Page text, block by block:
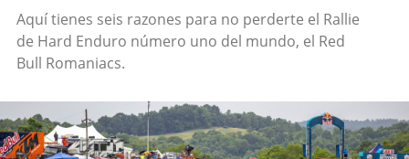
Aquí tienes seis razones para no perderte el Rallie
de Hard Enduro número uno del mundo, el Red
Bull Romaniacs.